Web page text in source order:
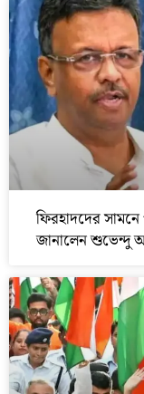
ফিরহাদদের
জানালেন শুভেন্দু